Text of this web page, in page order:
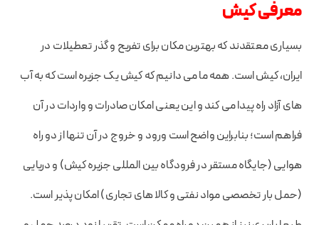
معرفی کیش
بسیاری معتقدند که بهترین مکان برای تفریح و گذر تعطیلات در
ایران، کیش است. همه ما می دانیم که کیش یک جزیره است که به آب
های آزاد راه پیدا می کند و این یعنی امکان صادرات و واردات در آن
فراهم است؛ بنابراین واضح است ورود و خروج در آن تنها از دو راه
هوایی (جایگاه مستقر در فرودگاه بین المللی جزیره کیش) و دریایی
(حمل بار تخصصی مواد نفتی و کالا های تجاری) امکان پذیر است.